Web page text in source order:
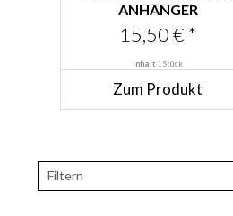
ANHÄNGER
SCHOKOLADENBRAUN
15,50 € *
Inhalt 1 Stück
Zum Produkt
Filtern